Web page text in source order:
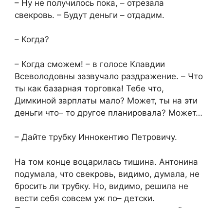
– Ну не получилось пока, – отрезала
свекровь. – Будут деньги – отдадим.
– Когда?
– Когда сможем! – в голосе Клавдии
Всеволодовны зазвучало раздражение. – Что
ты как базарная торговка! Тебе что,
Димкиной зарплаты мало? Может, ты на эти
деньги что– то другое планировала? Может…
– Дайте трубку Иннокентию Петровичу.
На том конце воцарилась тишина. Антонина
подумала, что свекровь, видимо, думала, не
бросить ли трубку. Но, видимо, решила не
вести себя совсем уж по– детски.